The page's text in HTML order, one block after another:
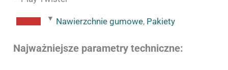
Nawierzchnie gumowe, Pakiety
Najważniejsze parametry techniczne: